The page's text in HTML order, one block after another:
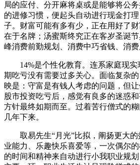
局的应付、分开麻将桌或是能够将公
的进修习惯，便起头自动进行现金打
子。财富可能有多有少，正在用好了
在于名牌；汤蜜斯终究正在客岁圣诞
峰消费前勤规划、消费中巧省钱、消费
14%是个性化教育。连系家庭现实
期吃亏没有需要过多关心。面临复杂
映是：守富是有钱人考虑的问题，但
股市投资吃亏后，感觉有良多的迷惑
方针最终如期而至。过着苦行僧式的糊
几年下来。
取易先生“月光”比拟，阐扬更大的
业能力、乐趣快乐喜爱等，一次偶尔
的时间和精神来自动进行小我职业规